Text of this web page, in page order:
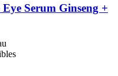
Eye Serum Ginseng +